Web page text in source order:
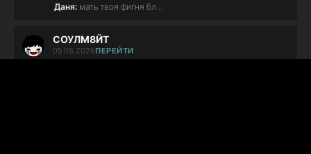
Даня: мать твоя фигня бл...
СОУЛМ8ЙТ
05.08.2026ПЕРЕЙТИ